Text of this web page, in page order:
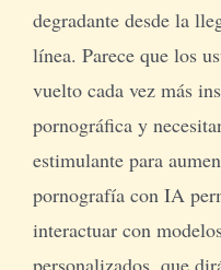
degradante desde la
línea. Parece que los
vuelto cada vez más
pornográfica y
estimulante para
pornografía con IA
interactuar con
personalizados, que